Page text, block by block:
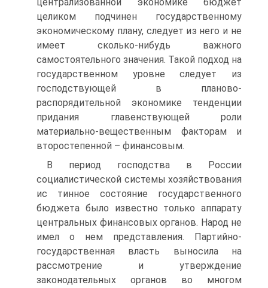
целиком подчинен государственному
экономическому плану, следует из него и не
имеет сколько-нибудь важного
самостоятельного значения. Такой подход на
государственном уровне следует из
господствующей в планово-
распорядительной экономике тенденции
придания главенствующей роли
материально-вещественным факторам и
второстепенной – финансовым.
В период господства в России
социалистической системы хозяйствования
ис тинное состояние государственного
бюджета было известно только аппарату
центральных финансовых органов. Народ не
имел о нем представления. Партийно-
государственная власть выносила на
рассмотрение и утверждение
законодательных органов во многом